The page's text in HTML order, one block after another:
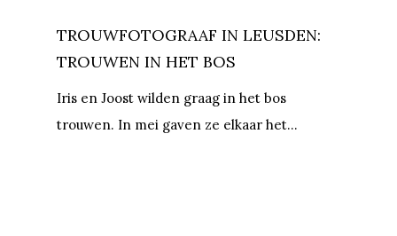
TROUWFOTOGRAAF IN LEUSDEN:
TROUWEN IN HET BOS
Iris en Joost wilden graag in het bos
trouwen. In mei gaven ze elkaar het…